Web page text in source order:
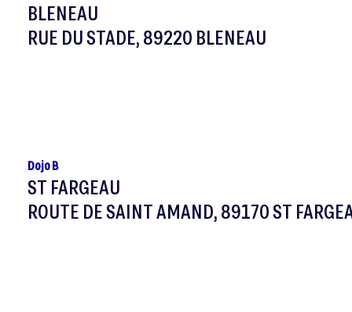
BLENEAU
RUE DU STADE, 89220 BLENEAU
Dojo B
ST FARGEAU
ROUTE DE SAINT AMAND, 89170 ST